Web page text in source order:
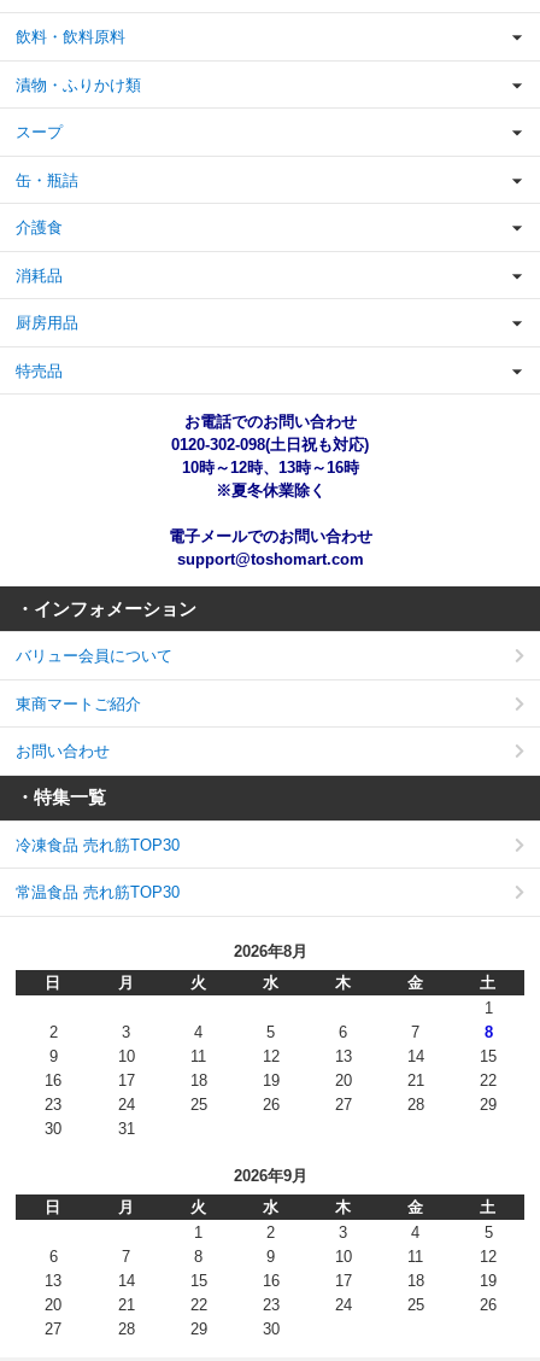
飲料・飲料原料
漬物・ふりかけ類
スープ
缶・瓶詰
介護食
消耗品
厨房用品
特売品
お電話でのお問い合わせ
0120-302-098(土日祝も対応)
10時～12時、13時～16時
※夏冬休業除く
電子メールでのお問い合わせ
support@toshomart.com
・インフォメーション
バリュー会員について
東商マートご紹介
お問い合わせ
・特集一覧
冷凍食品 売れ筋TOP30
常温食品 売れ筋TOP30
2026年8月
日
月 火 水 木 金
土
1
2
3 4 5 6 7
8
9
10 11 12 13 14
15
16
17 18 19 20 21
22
23
24 25 26 27 28
29
30
31
2026年9月
日
月 火 水 木 金
土
1
2 3 4
5
6
7 8 9 10 11
12
13
14 15 16 17 18
19
20
21 22 23 24 25
26
27
28 29 30